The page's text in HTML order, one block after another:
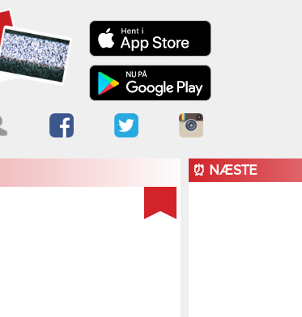
Kalendere
Om
Sofabold
Opret
⏰ NÆSTE